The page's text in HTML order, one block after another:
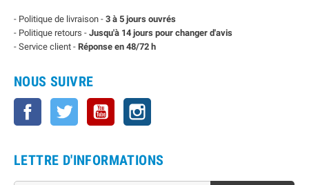
- Politique de livraison - 3 à 5 jours ouvrés
- Politique retours - Jusqu'à 14 jours pour changer d'avis
- Service client - Réponse en 48/72 h
NOUS SUIVRE
Facebook Twitter YouTube
LETTRE D'INFORMATIONS